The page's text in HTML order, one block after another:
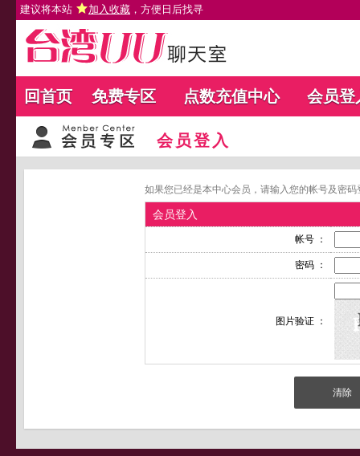
建议将本站 加入收藏 ，方便日后找寻
回首页 免费专区 点数充值中心 会员登
会员登入
如果您已经是本中心会员，请输入您的帐号及密
会员登入
帐号 ：
密码 ：
图片验证 ：